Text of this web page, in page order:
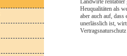
Landwirte rentabler
Heuqualitäten als
aber auch auf,
unerlässlich ist,